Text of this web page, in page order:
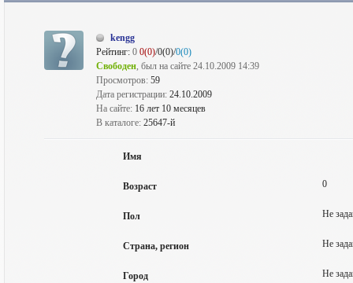
kengg
Рейтинг: 0 0(0)/0(0)/0(0)
Свободен, был на сайте 24.10.2009 14:39
Просмотров: 59
Дата регистрации: 24.10.2009
На сайте: 16 лет 10 месяцев
В каталоге: 25647-й
Имя
Возраст 0
Пол Не
Страна, регион Не
Город Не